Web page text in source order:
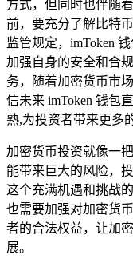
方式，但同时也伴随
前，要充分了解比特
监管规定，imToken
加强自身的安全和合
务，随着加密货币市
信未来 imToken 钱包
熟,为投资者带来更多
加密货币投资就像一
能带来巨大的风险，
这个充满机遇和挑战
也需要加强对加密货
者的合法权益，让加
展。